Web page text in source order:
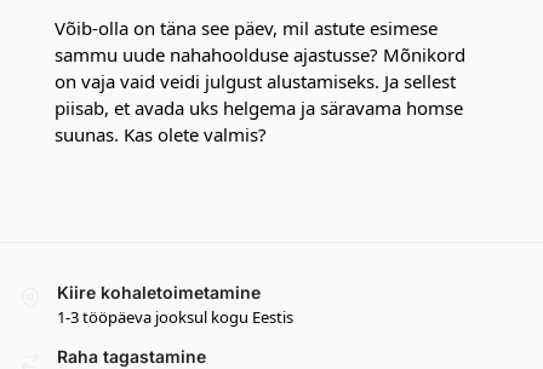
Võib-olla on täna see päev, mil astute esimese
sammu uude nahahoolduse ajastusse? Mõnikord
on vaja vaid veidi julgust alustamiseks. Ja sellest
piisab, et avada uks helgema ja säravama homse
suunas. Kas olete valmis?
Kiire kohaletoimetamine
1-3 tööpäeva jooksul kogu Eestis
Raha tagastamine